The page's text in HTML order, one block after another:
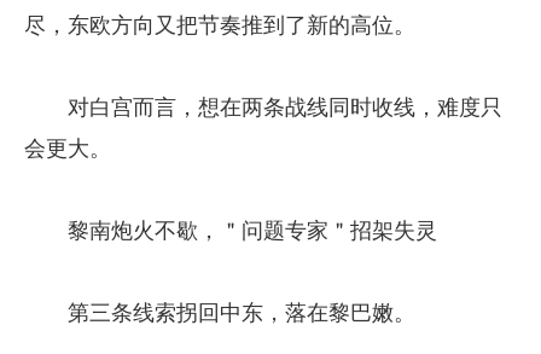
尽，东欧方向又把节奏推到了新的高位。
对白宫而言，想在两条战线同时收线，难度只
会更大。
黎南炮火不歇，＂问题专家＂招架失灵
第三条线索拐回中东，落在黎巴嫩。